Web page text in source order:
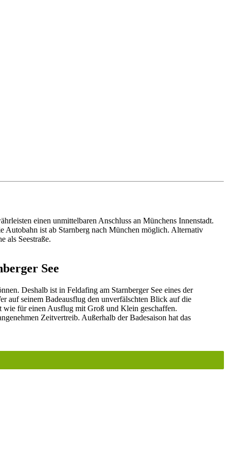
einen unmittelbaren Anschluss an Münchens Innenstadt.
ist ab Starnberg nach München möglich. Alternativ
als Seestraße.
See
Deshalb ist in Feldafing am Starnberger See eines der
auf seinem Badeausflug den unverfälschten Blick auf die
wie für einen Ausflug mit Groß und Klein geschaffen.
Zeitvertreib. Außerhalb der Badesaison hat das